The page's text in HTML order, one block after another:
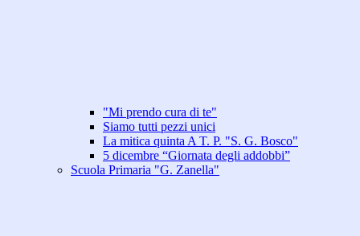
"Mi prendo cura di te"
Siamo tutti pezzi unici
La mitica quinta A T. P. "S. G. Bosco"
5 dicembre “Giornata degli addobbi”
Scuola Primaria "G. Zanella"